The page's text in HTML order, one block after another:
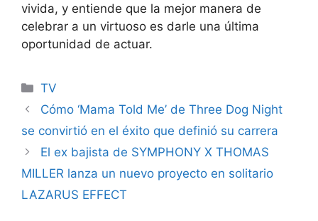
vivida, y entiende que la mejor manera de
celebrar a un virtuoso es darle una última
oportunidad de actuar.
Categories
TV
Cómo ‘Mama Told Me’ de Three Dog Night
se convirtió en el éxito que definió su carrera
El ex bajista de SYMPHONY X THOMAS
MILLER lanza un nuevo proyecto en solitario
LAZARUS EFFECT